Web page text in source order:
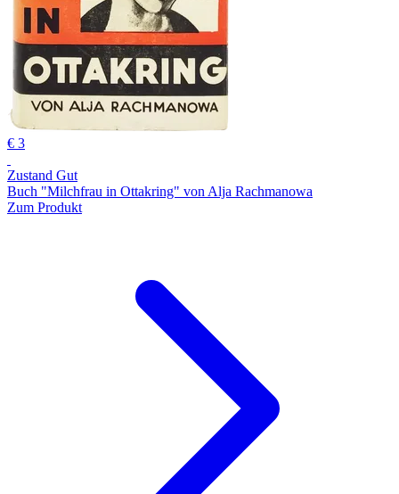
€ 3
Zustand Gut
Buch "Milchfrau in Ottakring" von Alja Rachmanowa
Zum Produkt